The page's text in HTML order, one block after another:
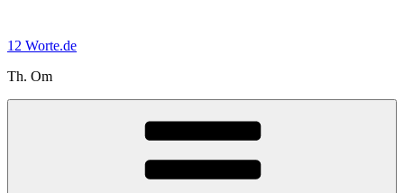
springen
12 Worte.de
Th. Om